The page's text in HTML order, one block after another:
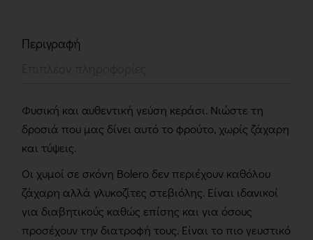
Περιγραφή
Φυσική και αυθεντική γεύση κεράσι. Νιώστε τη
δροσιά που μας δίνει αυτό το φρούτο, χωρίς ζάχαρη
και τύψεις.
Οι χυμοί σε σκόνη Bolero δεν περιέχουν καθόλου
ζάχαρη αλλά γλυκοζίτες στεβιόλης. Είναι ιδανικοί
για διαβητικούς καθώς επίσης και για όσους
προσέχουν την διατροφή τους. Είναι το πιο γευστικό